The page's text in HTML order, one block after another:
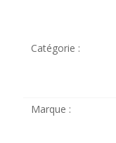
Catégorie :
Marque :